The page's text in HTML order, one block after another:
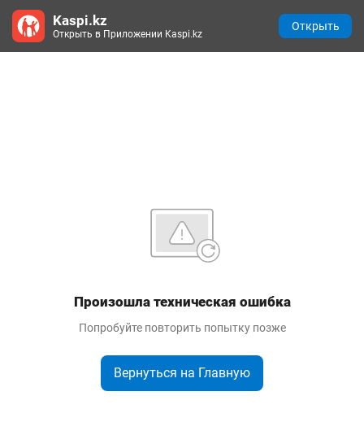
Произошла техническая ошибка
Попробуйте повторить попытку позже
Вернуться на Главную
Kaspi.kz
Открыть в Приложении Kaspi.kz
Открыть